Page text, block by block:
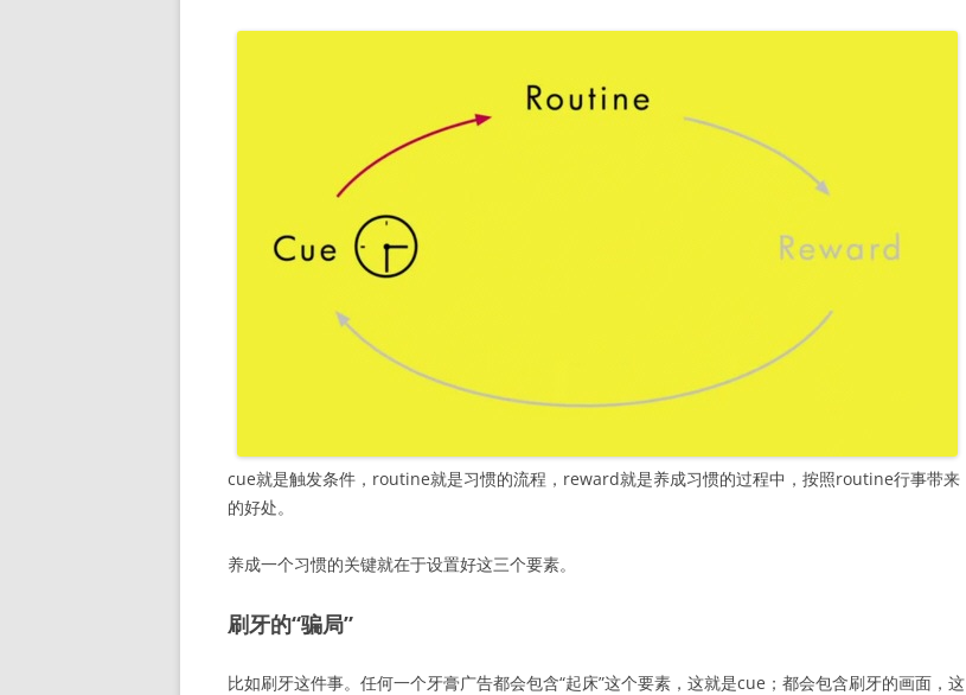
cue就是触发条件，routine就是习惯的流程，reward就是养成习惯的过程中，按照routine行事带来
的好处。
养成一个习惯的关键就在于设置好这三个要素。
刷牙的“骗局”
比如刷牙这件事。任何一个牙膏广告都会包含“起床”这个要素，这就是cue；都会包含刷牙的画面，这